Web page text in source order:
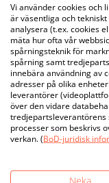
Vi använder cookies och
är väsentliga och
analysera (t.ex. cookies
mäta hur ofta vår
spårningsteknik för
spårning samt
innebära användning av
adresser på olika
leverantörer
över den vidare
tredjepartsleverantörens
processer som beskrivs
verkan. (BoD-juridisk
Neka